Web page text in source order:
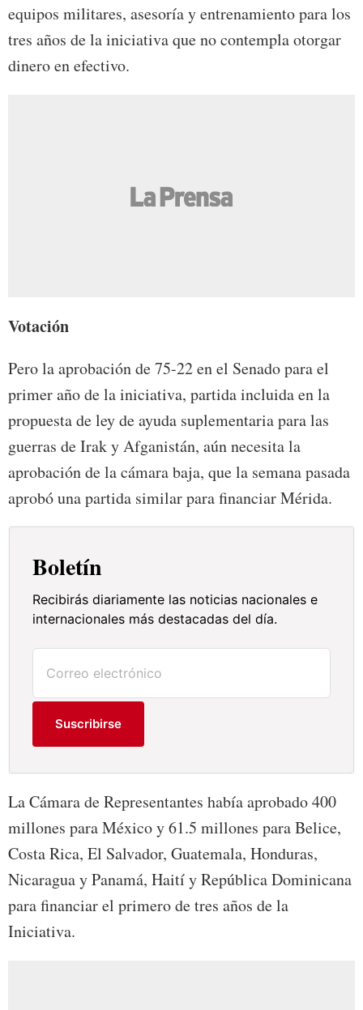
equipos militares, asesoría y entrenamiento para los
tres años de la iniciativa que no contempla otorgar
dinero en efectivo.
Votación
Pero la aprobación de 75-22 en el Senado para el
primer año de la iniciativa, partida incluida en la
propuesta de ley de ayuda suplementaria para las
guerras de Irak y Afganistán, aún necesita la
aprobación de la cámara baja, que la semana pasada
aprobó una partida similar para financiar Mérida.
Boletín
Recibirás diariamente las noticias nacionales e
internacionales más destacadas del día.
Suscribirse
La Cámara de Representantes había aprobado 400
millones para México y 61.5 millones para Belice,
Costa Rica, El Salvador, Guatemala, Honduras,
Nicaragua y Panamá, Haití y República Dominicana
para financiar el primero de tres años de la
Iniciativa.